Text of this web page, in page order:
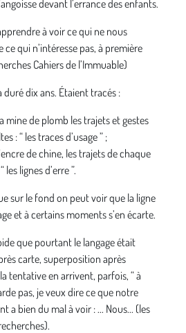
devant l’errance des enfants.
à voir ce qui ne nous
ce qui n’intéresse pas, à première
Cahiers de l’Immuable)
duré dix ans. Étaient tracés :
mine de plomb les trajets et gestes
: “ les traces d’usage ” ;
de chine, les trajets de chaque
lignes d’erre ”.
sur le fond on peut voir que la ligne
et à certains moments s’en écarte.
que pourtant le langage était
carte, superposition après
tentative en arrivent, parfois, “ à
pas, je veux dire ce que notre
a bien du mal à voir : ... Nous... (les